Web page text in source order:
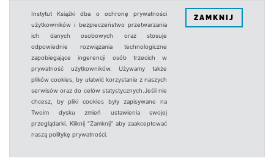
Instytut Książki dba o ochronę prywatności
użytkowników i bezpieczeństwo przetwarzania
ich danych osobowych oraz stosuje
odpowiednie rozwiązania technologiczne
zapobiegające ingerencji osób trzecich w
prywatność użytkowników. Używamy także
plików cookies, by ułatwić korzystanie z naszych
serwisów oraz do celów statystycznych.Jeśli nie
chcesz, by pliki cookies były zapisywane na
Twoim dysku zmień ustawienia swojej
przeglądarki. Kliknij "Zamknij" aby zaakceptować
naszą politykę prywatności.
ZAMKNIJ